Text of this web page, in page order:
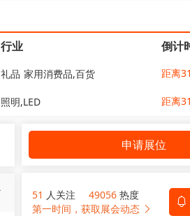
行业 倒计
礼品 家用消费品,百货 距离
照明,LED 距离
申请展位
51 人关注 49056 热度
第一时间，获取展会动态